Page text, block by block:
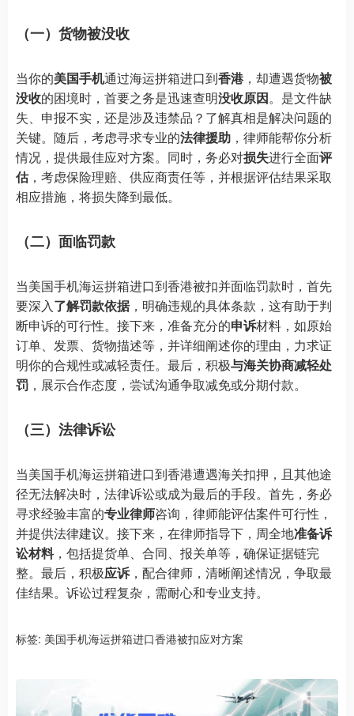
（一）货物被没收
当你的美国手机通过海运拼箱进口到香港，却遭遇货物被
没收的困境时，首要之务是迅速查明没收原因。是文件缺
失、申报不实，还是涉及违禁品？了解真相是解决问题的
关键。随后，考虑寻求专业的法律援助 ，律师能帮你分析
情况，提供最佳应对方案。同时，务必对损失进行全面评
估，考虑保险理赔、供应商责任等，并根据评估结果采取
相应措施，将损失降到最低。
（二）面临罚款
当美国手机海运拼箱进口到香港被扣并面临罚款时，首先
要深入了解罚款依据，明确违规的具体条款，这有助于判
断申诉的可行性。接下来，准备充分的申诉材料，如原始
订单、发票、货物描述等，并详细阐述你的理由，力求证
明你的合规性或减轻责任。最后，积极与海关协商减轻处
罚 ，展示合作态度，尝试沟通争取减免或分期付款。
（三）法律诉讼
当美国手机海运拼箱进口到香港遭遇海关扣押，且其他途
径无法解决时，法律诉讼或成为最后的手段。首先，务必
寻求经验丰富的专业律师咨询，律师能评估案件可行性，
并提供法律建议。接下来，在律师指导下，周全地准备诉
讼材料，包括提货单、合同、报关单等，确保证据链完
整。最后，积极应诉，配合律师，清晰阐述情况，争取最
佳结果。诉讼过程复杂，需耐心和专业支持。
标签: 美国手机海运拼箱进口香港被扣应对方案